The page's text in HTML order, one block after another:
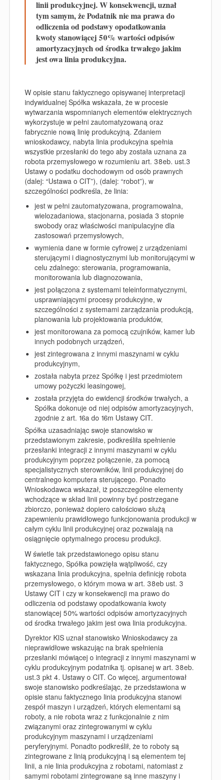
linii produkcyjnej. W konsekwencji, uznał
tym samym, że Podatnik nie ma prawa do
odliczenia od podstawy opodatkowania
kwoty stanowiącej 50% wartości odpisów
amortyzacyjnych od środka trwałego jakim
jest owa linia produkcyjna.
W opisie stanu faktycznego opisywanej interpretacji
indywidualnej Spółka wskazała, że w procesie
wytwarzania wspomnianych elementów elektrycznych
wykorzystuje w pełni zautomatyzowaną oraz
fabrycznie nową linię produkcyjną. Zdaniem
wnioskodawcy, nabyta linia produkcyjna spełnia
wszystkie przesłanki do tego aby została uznana za
robota przemysłowego w rozumieniu art. 38eb. ust.3
Ustawy o podatku dochodowym od osób prawnych
(dalej: “Ustawa o CIT”), (dalej: “robot”), w
szczególności podkreśla, że linia:
jest w pełni zautomatyzowana, programowalna,
wielozadaniowa, stacjonarna, posiada 3 stopnie
swobody oraz właściwości manipulacyjne dla
zastosowań przemysłowych,
wymienia dane w formie cyfrowej z urządzeniami
sterującymi i diagnostycznymi lub monitorującymi w
celu zdalnego: sterowania, programowania,
monitorowania lub diagnozowania,
jest połączona z systemami teleinformatycznymi,
usprawniającymi procesy produkcyjne, w
szczególności z systemami zarządzania produkcją,
planowania lub projektowania produktów,
jest monitorowana za pomocą czujników, kamer lub
innych podobnych urządzeń,
jest zintegrowana z innymi maszynami w cyklu
produkcyjnym,
została nabyta przez Spółkę i jest przedmiotem
umowy pożyczki leasingowej,
została przyjęta do ewidencji środków trwałych, a
Spółka dokonuje od niej odpisów amortyzacyjnych,
zgodnie z art. 16a do 16m Ustawy CIT.
Spółka uzasadniając swoje stanowisko w
przedstawionym zakresie, podkreśliła spełnienie
przesłanki integracji z innymi maszynami w cyklu
produkcyjnym poprzez połączenie, za pomocą
specjalistycznych sterowników, linii produkcyjnej do
centralnego komputera sterującego. Ponadto
Wnioskodawca wskazał, iż poszczególne elementy
wchodzące w skład linii powinny być postrzegane
zbiorczo, ponieważ dopiero całościowo służą
zapewnieniu prawidłowego funkcjonowania produkcji w
całym cyklu linii produkcyjnej oraz pozwalają na
osiągnięcie optymalnego procesu produkcji.
W świetle tak przedstawionego opisu stanu
faktycznego, Spółka powzięła wątpliwość, czy
wskazana linia produkcyjna, spełnia definicję robota
przemysłowego, o którym mowa w art. 38eb ust. 3
Ustawy CIT i czy w konsekwencji ma prawo do
odliczenia od podstawy opodatkowania kwoty
stanowiącej 50% wartości odpisów amortyzacyjnych
od środka trwałego jakim jest owa linia produkcyjna.
Dyrektor KIS uznał stanowisko Wnioskodawcy za
nieprawidłowe wskazując na brak spełnienia
przesłanki mówiącej o integracji z innymi maszynami w
cyklu produkcyjnym podatnika tj. opisanej w art. 38eb.
ust.3 pkt 4. Ustawy o CIT. Co więcej, argumentował
swoje stanowisko podkreślając, że przedstawiona w
opisie stanu faktycznego linia produkcyjna stanowi
zespół maszyn i urządzeń, których elementami są
roboty, a nie robota wraz z funkcjonalnie z nim
związanymi oraz zintegrowanymi w cyklu
produkcyjnym maszynami i urządzeniami
peryferyjnymi. Ponadto podkreślił, że to roboty są
zintegrowane z linią produkcyjną i są elementem tej
linii, a nie linia produkcyjna z robotami, natomiast z
samymi robotami zintegrowane są inne maszyny i